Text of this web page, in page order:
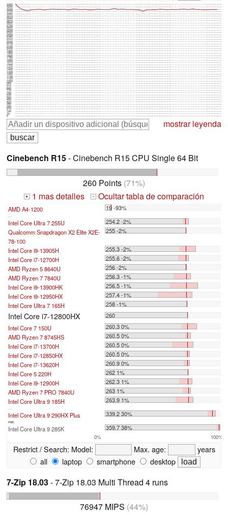
0
70
140
210
280
350
420
490
560
630
700
770
840
910
980
1050
1120
1190
1260
1330
1400
1470
1540
1610
1680
1750
1820
1890
1960
2030
2100
2170
2240
2310
2380
2450
2520
2590
2660
2730
2800
2870
2940
3010
3080
3150
3220
3290
3360
mostrar leyenda
Cinebench R15- Cinebench R15 CPU Single 64 Bit
260 Points (71%)
+ 1 mas detalles - Ocultar tabla de comparación
AMD A4-1200 19 -93%
Intel Core Ultra 7 255U
254.2 -2%
Qualcomm Snapdragon X2 Elite X2E-
78-100
255 -2%
Intel Core i9-13905H
255.3 -2%
Intel Core i7-12700H
255.6 -2%
AMD Ryzen 5 8640U
256 -2%
AMD Ryzen 7 7840U
256.3 -1%
Intel Core i9-13900HK
256.5 -1%
Intel Core i9-12950HX
257.4 -1%
Intel Core Ultra 7 165H
258 -1%
Intel Core i7-12800HX
260
Intel Core 7 150U
260.3 0%
AMD Ryzen 7 8745HS
260.5 0%
Intel Core i7-13700H
260.5 0%
Intel Core i7-12850HX
260.5 0%
Intel Core i7-13620H
260.9 0%
Intel Core 5 220H
262 1%
Intel Core i9-12900H
262.3 1%
AMD Ryzen 7 PRO 7840U
263 1%
Intel Core Ultra 9 185H
263.9 1%
Intel Core Ultra 9 290HX Plus 339.2 30%
max:
Intel Core Ultra 9 285K 359.7 38%
0% 100%
Restrict / Search: Model: Max. age:
years
all
laptop smartphone desktop
7-Zip 18.03- 7-Zip 18.03 Multi Thread 4 runs
76947 MIPS (44%)